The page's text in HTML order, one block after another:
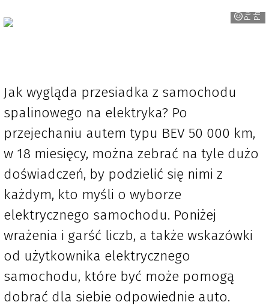
Jak wygląda przesiadka z samochodu
spalinowego na elektryka? Po
przejechaniu autem typu BEV 50 000 km,
w 18 miesięcy, można zebrać na tyle dużo
doświadczeń, by podzielić się nimi z
każdym, kto myśli o wyborze
elektrycznego samochodu. Poniżej
wrażenia i garść liczb, a także wskazówki
od użytkownika elektrycznego
samochodu, które być może pomogą
dobrać dla siebie odpowiednie auto.